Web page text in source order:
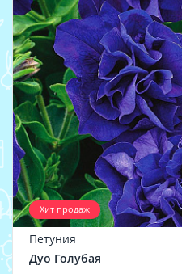
Хит продаж
Петуния
Дуо Голубая